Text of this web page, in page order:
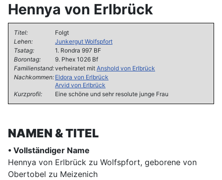
Hennya von Erlbrück
Titel:
Folgt
Lehen:
Junkergut Wolfspfort
Tsatag:
1. Rondra 997 BF
Borontag:
9. Phex 1026 Bf
Familienstand:verheiratet mit Anshold von Erlbrück
Nachkommen: Eldora von Erlbrück
Arvid von Erlbrück
Kurzprofil:
Eine schöne und sehr resolute junge Frau
NAMEN & TITEL
• Vollständiger Name
Hennya von Erlbrück zu Wolfspfort, geborene von
Obertobel zu Meizenich